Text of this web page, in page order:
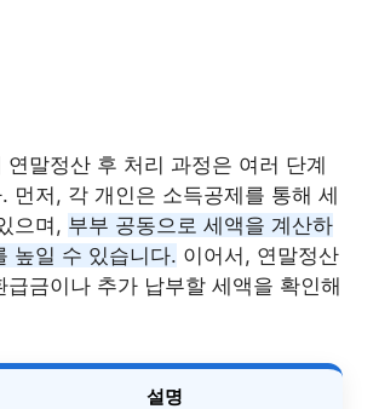
연말정산 후 처리 과정은 여러 단계
먼저, 각 개인은 소득공제를 통해 세
으며, 부부 공동으로 세액을 계산하
높일 수 있습니다. 이어서, 연말정산
급금이나 추가 납부할 세액을 확인해
설명